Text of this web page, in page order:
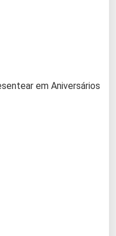
em Aniversários